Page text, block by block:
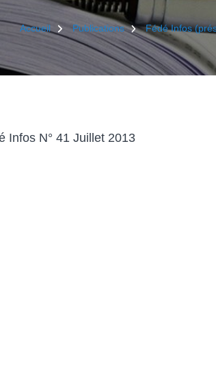
Accueil Publications Fédé Infos
Infos N° 41 Juillet 2013